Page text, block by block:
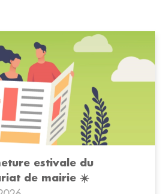
estivale du
de mairie ☀️